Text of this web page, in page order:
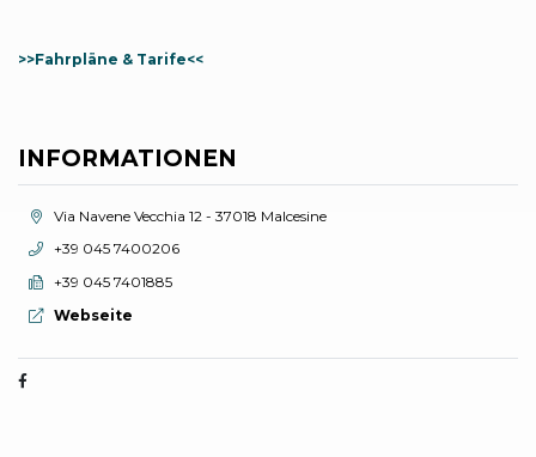
>>Fahrpläne & Tarife<<
INFORMATIONEN
aria.location:
Via Navene Vecchia 12 - 37018 Malcesine
aria.phone:
+39 045 7400206
aria.fax:
+39 045 7401885
aria.website:
Webseite